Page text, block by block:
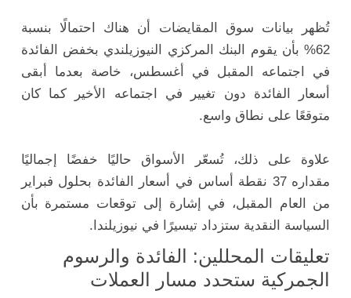
تُظهر بيانات سوق المقايضات أن هناك احتمالًا بنسبة
62% بأن يقوم البنك المركزي النيوزيلندي بخفض الفائدة
في اجتماعه المقبل في أغسطس، خاصة بعدما أبقى
أسعار الفائدة دون تغيير في اجتماعه الأخير كما كان
متوقعًا على نطاق واسع.
علاوة على ذلك، تُسعّر الأسواق حاليًا خفضًا إجماليًا
مقداره 37 نقطة أساس في أسعار الفائدة بحلول فبراير
من العام المقبل، في إشارة إلى توقعات مستمرة بأن
السياسة النقدية ستزداد تيسيرًا في نيوزيلندا.
تعليقات المحللين: الفائدة والرسوم
الجمركية ستحدد مسار العملات